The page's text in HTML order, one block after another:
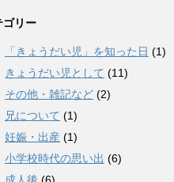
ゴリー
「きょうだい児」を知った日 (1)
きょうだい児として (11)
その他・雑記など (2)
兄について (1)
妊娠・出産 (1)
小学校時代の思い出 (6)